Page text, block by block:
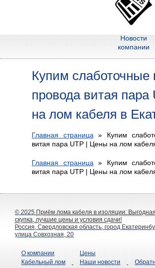
Новости
компании
Купим слаботочные
провода витая
на лом кабеля в
Главная страница » Купим
витая пара UTP | Цены на лом
Главная страница » Купим
витая пара UTP | Цены на лом
© 2025 Приём лома кабеля в изоляции: Выгодная
скупка, лучшие цены и условия сдачи!
Россия, Свердловская область, город
улица Совхозная, 20
О компании
Кабельный лом
Цены
Наши новости